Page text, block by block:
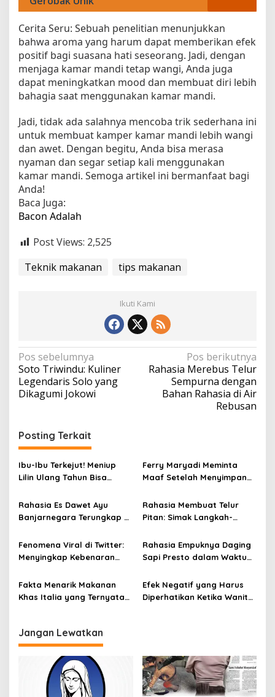
Cerita Seru: Sebuah penelitian menunjukkan
bahwa aroma yang harum dapat memberikan efek
positif bagi suasana hati seseorang. Jadi, dengan
menjaga kamar mandi tetap wangi, Anda juga
dapat meningkatkan mood dan membuat diri lebih
bahagia saat menggunakan kamar mandi.
Jadi, tidak ada salahnya mencoba trik sederhana ini
untuk membuat kamper kamar mandi lebih wangi
dan awet. Dengan begitu, Anda bisa merasa
nyaman dan segar setiap kali menggunakan
kamar mandi. Semoga artikel ini bermanfaat bagi
Anda!
Baca Juga:
Bacon Adalah
Post Views: 2,525
Teknik makanan
tips makanan
Ikuti Kami
N
a
v
g
a
s
i
o
Pos sebelumnya
Soto Triwindu: Kuliner
Legendaris Solo yang
Dikagumi Jokowi
Pos berikutnya
Rahasia Merebus Telur
Sempurna dengan
Bahan Rahasia di Air
Rebusan
Posting Terkait
Ibu-Ibu Terkejut! Meniup
Lilin Ulang Tahun Bisa
Ferry Maryadi Meminta
Maaf Setelah Menyimpan
Rahasia Es Dawet Ayu
Banjarnegara Terungkap di
Rahasia Membuat Telur
Pitan: Simak Langkah-
Panduannya
Fenomena Viral di Twitter:
Menyingkap Kebenaran
Sama dengan Daging
Rahasia Empuknya Daging
Sapi Presto dalam Waktu
Fakta Menarik Makanan
Khas Italia yang Ternyata
Efek Negatif yang Harus
Diperhatikan Ketika Wanita
Jangan Lewatkan